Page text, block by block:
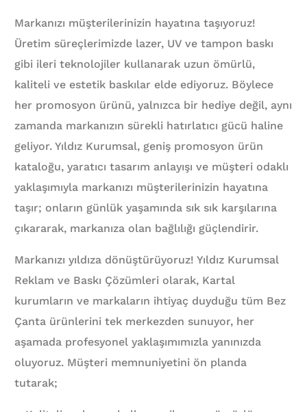
Markanızı müşterilerinizin hayatına taşıyoruz!
Üretim süreçlerimizde lazer, UV ve tampon baskı
gibi ileri teknolojiler kullanarak uzun ömürlü,
kaliteli ve estetik baskılar elde ediyoruz. Böylece
her promosyon ürünü, yalnızca bir hediye değil, aynı
zamanda markanızın sürekli hatırlatıcı gücü haline
geliyor. Yıldız Kurumsal, geniş promosyon ürün
kataloğu, yaratıcı tasarım anlayışı ve müşteri odaklı
yaklaşımıyla markanızı müşterilerinizin hayatına
taşır; onların günlük yaşamında sık sık karşılarına
çıkararak, markanıza olan bağlılığı güçlendirir.
Markanızı yıldıza dönüştürüyoruz! Yıldız Kurumsal
Reklam ve Baskı Çözümleri olarak, Kartal
kurumların ve markaların ihtiyaç duyduğu tüm Bez
Çanta ürünlerini tek merkezden sunuyor, her
aşamada profesyonel yaklaşımımızla yanınızda
oluyoruz. Müşteri memnuniyetini ön planda
tutarak;